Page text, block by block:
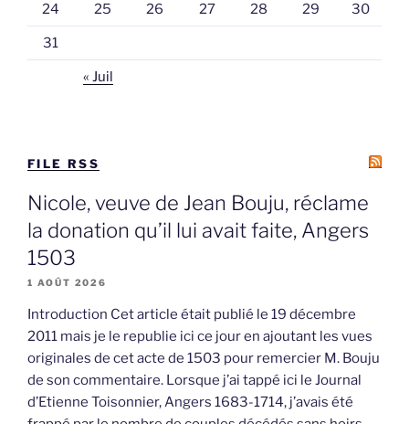
24 25 26 27 28 29 30
31
« Juil
FILE RSS
Nicole, veuve de Jean Bouju, réclame
la donation qu’il lui avait faite, Angers
1503
1 AOÛT 2026
Introduction Cet article était publié le 19 décembre
2011 mais je le republie ici ce jour en ajoutant les vues
originales de cet acte de 1503 pour remercier M. Bouju
de son commentaire. Lorsque j’ai tappé ici le Journal
d’Etienne Toisonnier, Angers 1683-1714, j’avais été